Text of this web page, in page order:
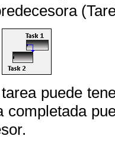
puede
completada